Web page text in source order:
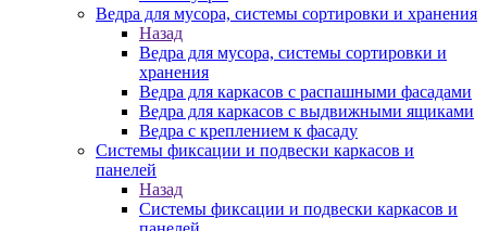
Ведра для мусора, системы сортировки и хранения
Назад
Ведра для мусора, системы сортировки и
хранения
Ведра для каркасов с распашными фасадами
Ведра для каркасов с выдвижными ящиками
Ведра с креплением к фасаду
Системы фиксации и подвески каркасов и
панелей
Назад
Системы фиксации и подвески каркасов и